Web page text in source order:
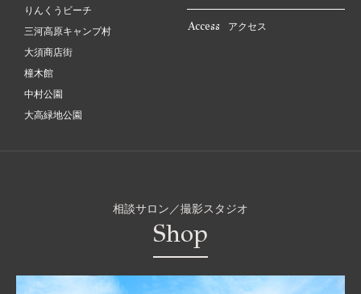
りんくうビーチ
三河高原キャンプ村
大須商店街
橦木館
中村公園
大高緑地公園
Access アクセス
相談サロン／撮影スタジオ
Shop